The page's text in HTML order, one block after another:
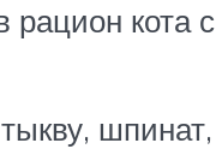
рацион кота с
шпинат,